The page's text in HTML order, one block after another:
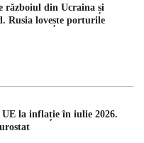
războiul din Ucraina și
Rusia lovește porturile
la inflație în iulie 2026.